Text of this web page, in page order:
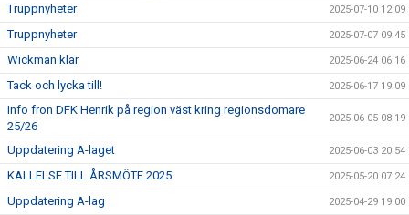
Truppnyheter 2025-07-10 12:09
Truppnyheter 2025-07-07 09:45
Wickman klar 2025-06-24 06:16
Tack och lycka till! 2025-06-17 19:09
Info fron DFK Henrik på region väst kring regionsdomare
25/26
2025-06-05 08:19
Uppdatering A-laget 2025-06-03 20:54
KALLELSE TILL ÅRSMÖTE 2025 2025-05-20 07:24
Uppdatering A-lag 2025-04-29 19:00